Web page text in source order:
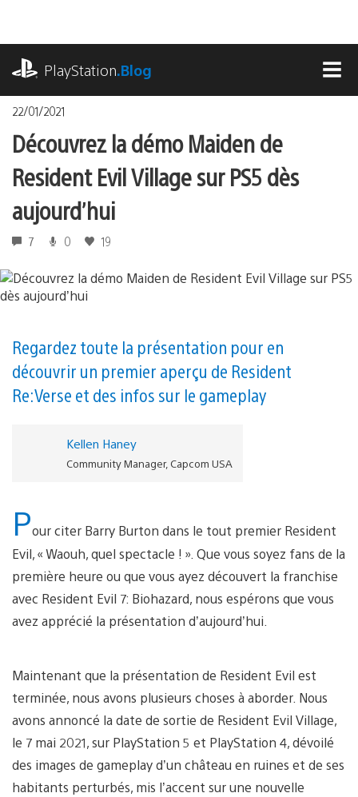
contenu
PlayStation.Blog
22/01/2021
Découvrez la démo Maiden de
Resident Evil Village sur PS5 dès
aujourd’hui
7 0 19
Regardez toute la présentation pour en
découvrir un premier aperçu de Resident
Re:Verse et des infos sur le gameplay
Kellen Haney
Community Manager, Capcom USA
Pour citer Barry Burton dans le tout premier Resident
Evil, « Waouh, quel spectacle ! ». Que vous soyez fans de la
première heure ou que vous ayez découvert la franchise
avec Resident Evil 7: Biohazard, nous espérons que vous
avez apprécié la présentation d’aujourd’hui.
Maintenant que la présentation de Resident Evil est
terminée, nous avons plusieurs choses à aborder. Nous
avons annoncé la date de sortie de Resident Evil Village,
le 7 mai 2021, sur PlayStation 5 et PlayStation 4, dévoilé
des images de gameplay d’un château en ruines et de ses
habitants perturbés, mis l’accent sur une nouvelle